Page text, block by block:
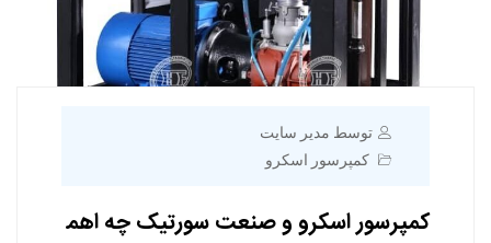
توسط مدیر سایت
کمپرسور اسکرو
کمپرسور اسکرو و صنعت سورتیک چه اهم